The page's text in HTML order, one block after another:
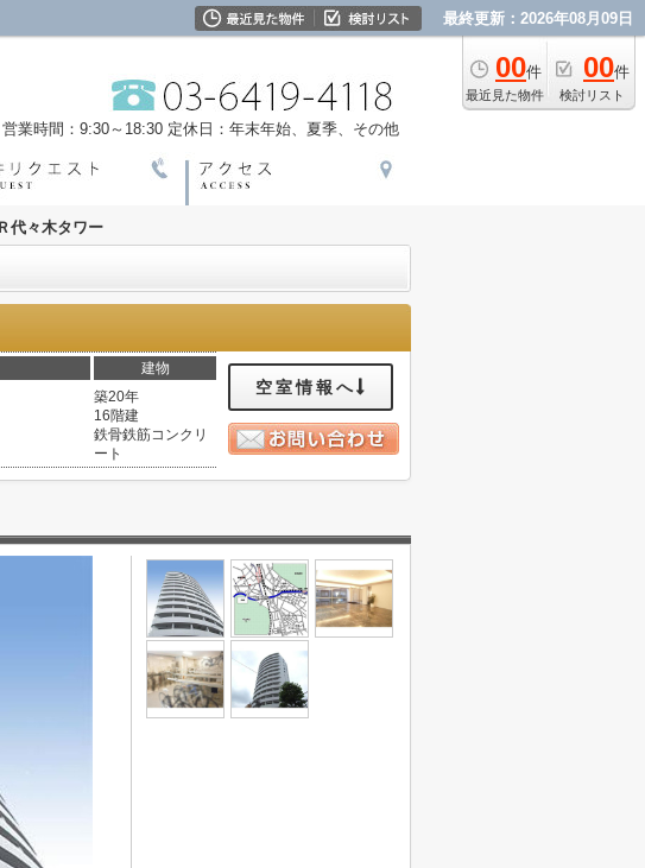
最終更新：2026年08月09日
00件
最近見た物件
00件
検討リスト
営業時間：9:30～18:30 定休日：年末年始、夏季、その他
代々木タワー
建物
築20年
16階建
鉄骨鉄筋コンクリ
ート
空室情報へ